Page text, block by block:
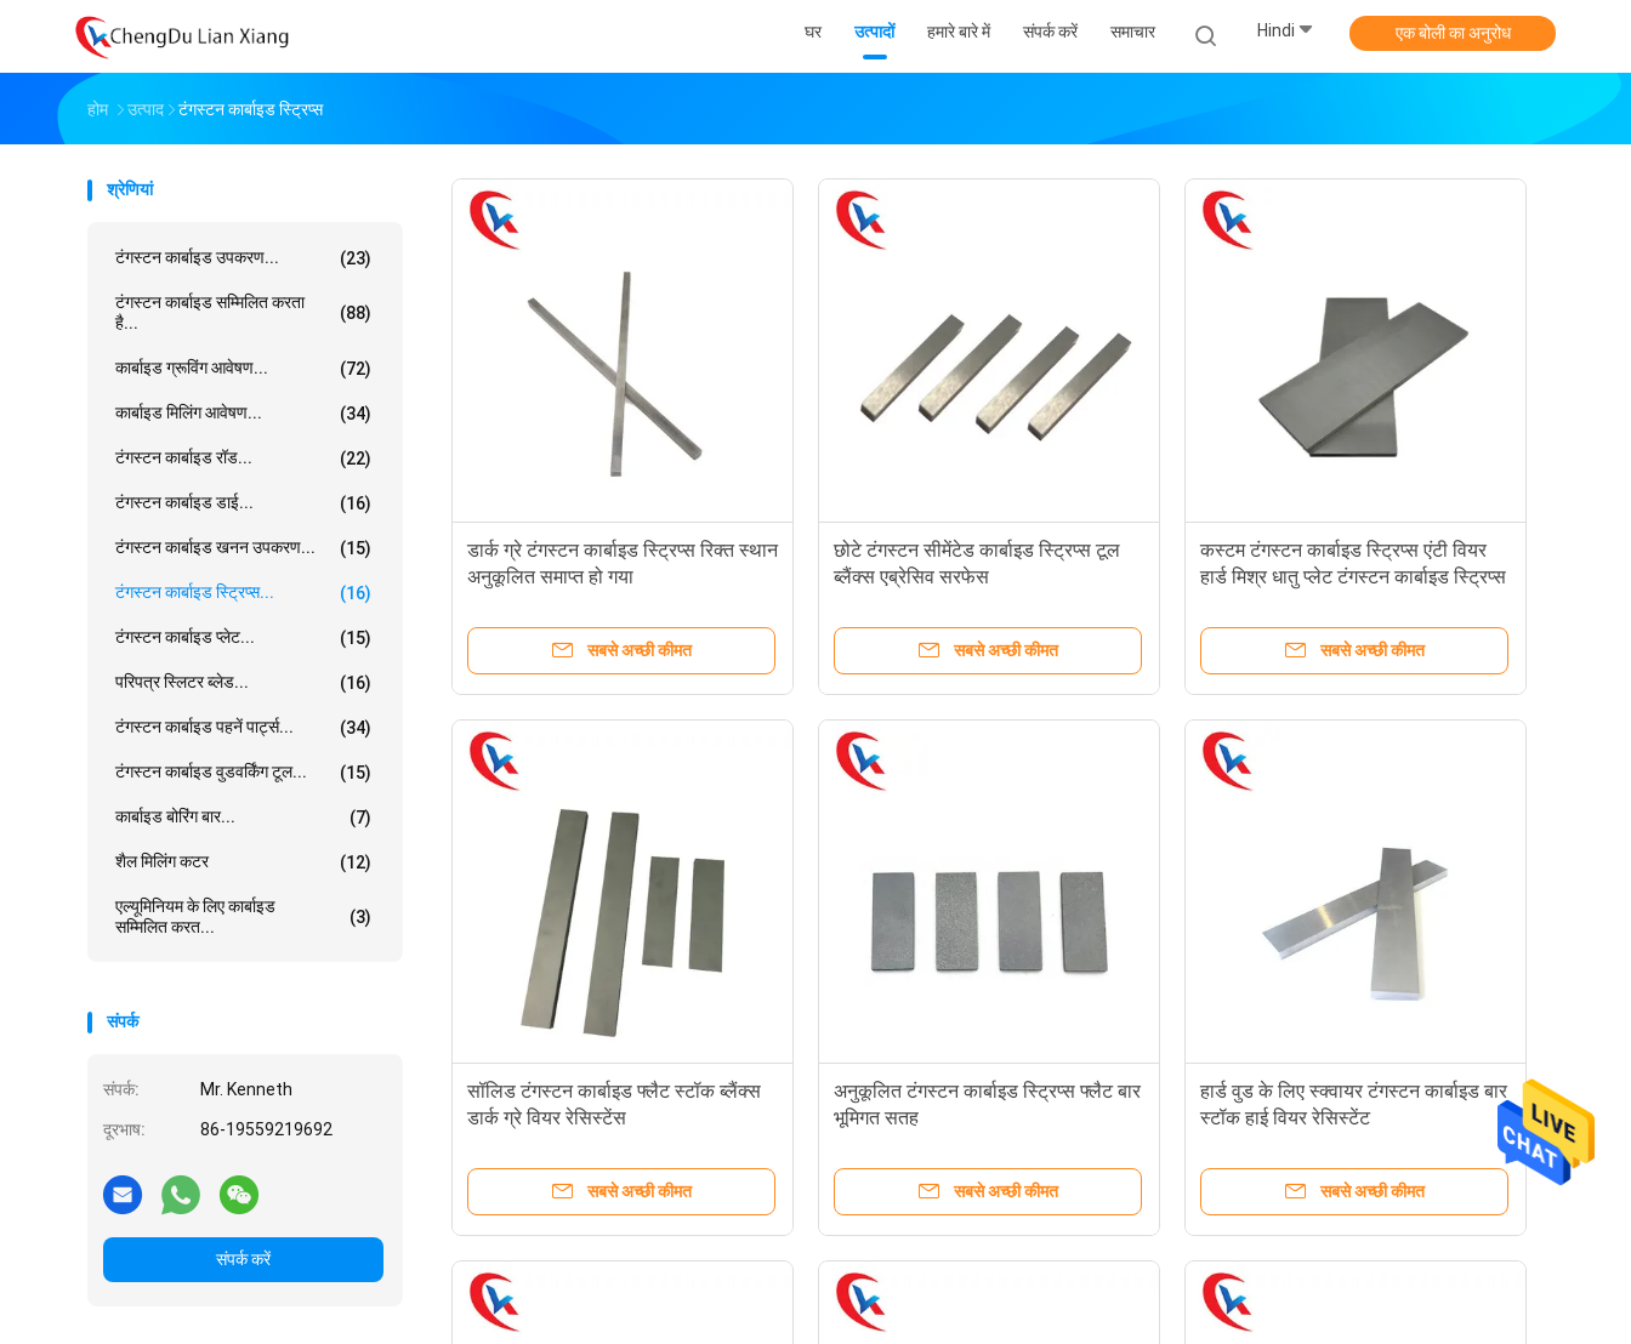
घर उत्पादों हमारे बारे में संपर्क करें समाचार Hindi एक बोली का अनुरोध
होम उत्पाद टंगस्टन कार्बाइड स्ट्रिप्स
श्रेणियां
टंगस्टन कार्बाइड उपकरण... (23)
टंगस्टन कार्बाइड सम्मिलित करता
है...
(88)
कार्बाइड ग्रूविंग आवेषण... (72)
कार्बाइड मिलिंग आवेषण... (34)
टंगस्टन कार्बाइड रॉड... (22)
टंगस्टन कार्बाइड डाई... (16)
टंगस्टन कार्बाइड खनन उपकरण... (15)
टंगस्टन कार्बाइड स्ट्रिप्स... (16)
टंगस्टन कार्बाइड प्लेट... (15)
परिपत्र स्लिटर ब्लेड... (16)
टंगस्टन कार्बाइड पहनें पार्ट्स... (34)
टंगस्टन कार्बाइड वुडवर्किंग टूल... (15)
कार्बाइड बोरिंग बार... (7)
शैल मिलिंग कटर (12)
एल्यूमिनियम के लिए कार्बाइड
सम्मिलित करत...
(3)
संपर्क
संपर्क: Mr. Kenneth
दूरभाष: 86-19559219692
संपर्क करें
डार्क ग्रे टंगस्टन कार्बाइड स्ट्रिप्स रिक्त स्थान
अनुकूलित समाप्त हो गया
सबसे अच्छी कीमत
छोटे टंगस्टन सीमेंटेड कार्बाइड स्ट्रिप्स टूल
ब्लैंक्स एब्रेसिव सरफेस
सबसे अच्छी कीमत
कस्टम टंगस्टन कार्बाइड स्ट्रिप्स एंटी वियर
हार्ड मिश्र धातु प्लेट टंगस्टन कार्बाइड स्ट्रिप्स
सबसे अच्छी कीमत
सॉलिड टंगस्टन कार्बाइड फ्लैट स्टॉक ब्लैंक्स
डार्क ग्रे वियर रेसिस्टेंस
सबसे अच्छी कीमत
अनुकूलित टंगस्टन कार्बाइड स्ट्रिप्स फ्लैट बार
भूमिगत सतह
सबसे अच्छी कीमत
हार्ड वुड के लिए स्क्वायर टंगस्टन कार्बाइड बार
स्टॉक हाई वियर रेसिस्टेंट
सबसे अच्छी कीमत